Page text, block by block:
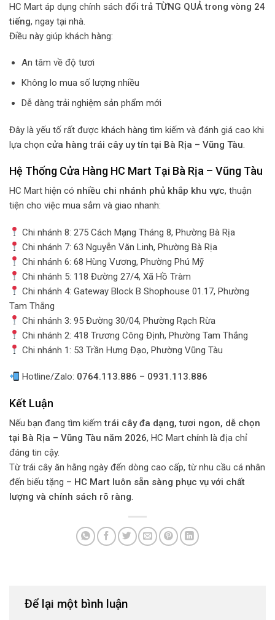
HC Mart áp dụng chính sách đổi trả TỪNG QUẢ trong vòng 24
tiếng, ngay tại nhà.
Điều này giúp khách hàng:
An tâm về độ tươi
Không lo mua số lượng nhiều
Dễ dàng trải nghiệm sản phẩm mới
Đây là yếu tố rất được khách hàng tìm kiếm và đánh giá cao khi
lựa chọn cửa hàng trái cây uy tín tại Bà Rịa – Vũng Tàu.
Hệ Thống Cửa Hàng HC Mart Tại Bà Rịa – Vũng Tàu
HC Mart hiện có nhiều chi nhánh phủ khắp khu vực, thuận
tiện cho việc mua sắm và giao nhanh:
Chi nhánh 8: 275 Cách Mạng Tháng 8, Phường Bà Rịa
Chi nhánh 7: 63 Nguyễn Văn Linh, Phường Bà Rịa
Chi nhánh 6: 68 Hùng Vương, Phường Phú Mỹ
Chi nhánh 5: 118 Đường 27/4, Xã Hồ Tràm
Chi nhánh 4: Gateway Block B Shophouse 01.17, Phường
Tam Thắng
Chi nhánh 3: 95 Đường 30/04, Phường Rạch Rừa
Chi nhánh 2: 418 Trương Công Định, Phường Tam Thắng
Chi nhánh 1: 53 Trần Hưng Đạo, Phường Vũng Tàu
Hotline/Zalo: 0764.113.886 – 0931.113.886
Kết Luận
Nếu bạn đang tìm kiếmtrái cây đa dạng, tươi ngon, dễ chọn
tại Bà Rịa – Vũng Tàu năm 2026, HC Mart chính là địa chỉ
đáng tin cậy.
Từ trái cây ăn hằng ngày đến dòng cao cấp, từ nhu cầu cá nhân
đến biếu tặng – HC Mart luôn sẵn sàng phục vụ với chất
lượng và chính sách rõ ràng.
Để lại một bình luận